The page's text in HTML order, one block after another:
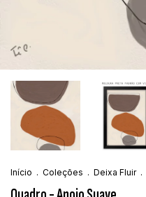
Início . Coleções . Deixa Fluir .